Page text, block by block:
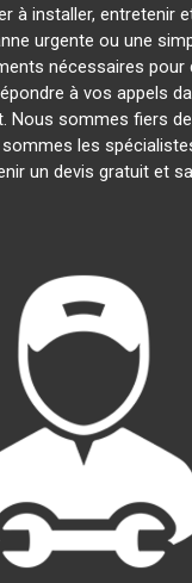
à installer, entretenir
urgente ou une
nécessaires
à vos appels
Nous sommes fiers
les
un devis gratuit et